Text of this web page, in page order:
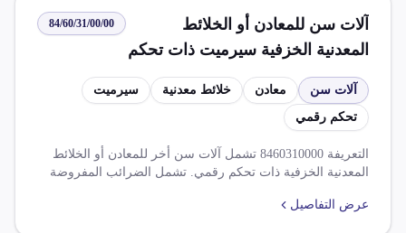
آلات سن للمعادن أو الخلائط
المعدنية الخزفية سيرميت ذات تحكم
رقمي
84/60/31/00/00
آلات سن معادن خلائط معدنية
سيرميت
تحكم رقمي
التعريفة 8460310000 تشمل آلات سن أخر للمعادن أو الخلائط
المعدنية الخزفية ذات تحكم رقمي. تشمل الضرائب المفروضة
عرض التفاصيل